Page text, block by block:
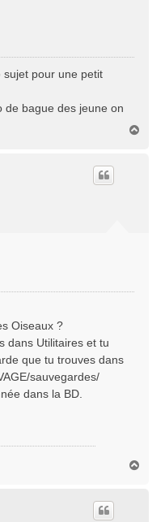
pour une petit
de bague des jeune on
Oiseaux ?
dans Utilitaires et tu
que tu trouves dans
sauvegardes/
dans la BD.